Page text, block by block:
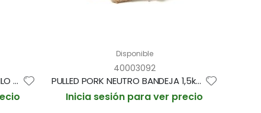
PULLED CHICKEN BRASEADO ESTILO A L'AST BANDEJA 1 kg (CAJA 6 BANDEJAS)
Disponible
40003092
PULLED PORK NEUTRO BANDEJA 1,5kg (CAJA 2 BANDEJAS)
Inicia sesión para ver precio